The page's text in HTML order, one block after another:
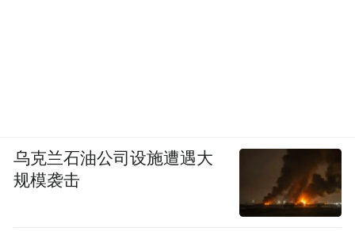
乌克兰石油公司设施遭遇大
规模袭击